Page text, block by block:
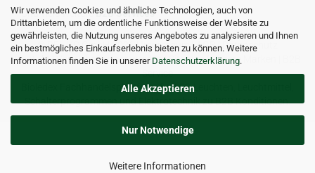
Wir verwenden Cookies und ähnliche Technologien, auch von
Drittanbietern, um die ordentliche Funktionsweise der Website zu
gewährleisten, die Nutzung unseres Angebotes zu analysieren und Ihnen
ein bestmögliches Einkaufserlebnis bieten zu können. Weitere
Informationen finden Sie in unserer Datenschutzerklärung.
Alle Akzeptieren
Nur Notwendige
Weitere Informationen
Und viele weitereB2B Services
© DEL-KO GmbH 2026 |Impressum|AGB| Datenschutz
Kontakt|Vertriebspartner werden|Sitemap|Unsere Marken
Service
Bioledex Fachhandelsplattform für LED Leuchten, Leuchtmittel,
Schalterprogrammen und Elektrotechnik zu B2B Konditionen.